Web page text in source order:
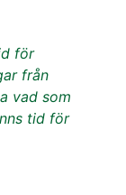
för
från
vad som
tid för